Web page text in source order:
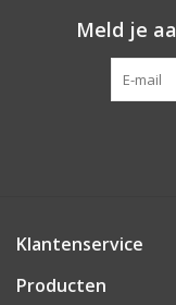
Meld je
Klantenservice
Producten